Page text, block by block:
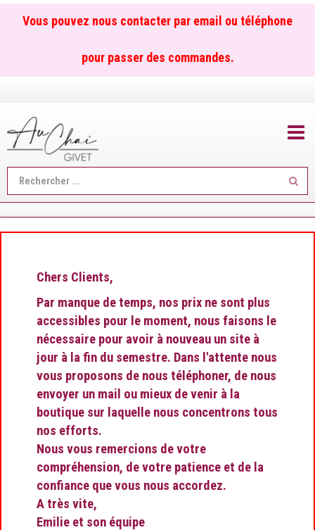
Vous pouvez nous contacter par email ou téléphone
pour passer des commandes.
Chers Clients,
Par manque de temps, nos prix ne sont plus
accessibles pour le moment, nous faisons le
nécessaire pour avoir à nouveau un site à
jour à la fin du semestre. Dans l'attente nous
vous proposons de nous téléphoner, de nous
envoyer un mail ou mieux de venir à la
boutique sur laquelle nous concentrons tous
nos efforts.
Nous vous remercions de votre
compréhension, de votre patience et de la
confiance que vous nous accordez.
A très vite,
Emilie et son équipe